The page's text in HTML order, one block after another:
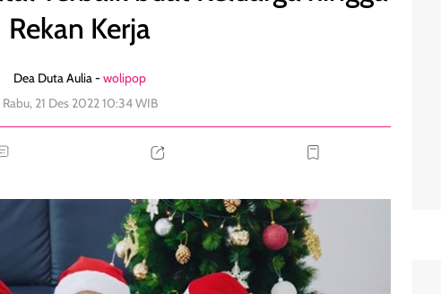
Rekan Kerja
Dea Duta Aulia -wolipop
Rabu, 21 Des 2022 10:34 WIB